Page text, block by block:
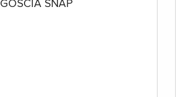
GOŚCIA SNAP